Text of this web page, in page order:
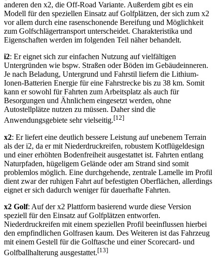
Die Firma SEGWAY bietet verschiedene Modelle des Rollers an. So
gibt es zum einen den i2, ein Fahrzeug für die Straße und zum
anderen den x2, die Off-Road Variante. Außerdem gibt es ein
Modell für den speziellen Einsatz auf Golfplätzen, der sich zum x2
vor allem durch eine rasenschonende Bereifung und Möglichkeit
Eigenschaften werden im folgenden Teil näher behandelt.
i2: Er eignet sich zur einfachen Nutzung auf vielfältigen
Untergründen wie bspw. Straßen oder Böden im Gebäudeinneren.
Je nach Beladung, Untergrund und Fahrstil liefern die Lithium-
Ionen-Batterien Energie für eine Fahrstrecke bis zu 38 km. Somit
kann er sowohl für Fahrten zum Arbeitsplatz als auch für
Besorgungen und Ähnlichem eingesetzt werden, ohne
Autostellplätze nutzen zu müssen. Daher sind die
Anwendungsgebiete sehr vielseitig. [12]
x2: Er liefert eine deutlich bessere Leistung auf unebenem Terrain
als der i2, da er mit Niederdruckreifen, robustem Kotflügeldesign
und einer erhöhten Bodenfreiheit ausgestattet ist. Fahrten entlang
Naturpfaden, hügeligem Gelände oder am Strand sind somit
problemlos möglich. Eine durchgehende, zentrale Lamelle im Profil
eignet er sich dadurch weniger für dauerhafte Fahrten.
x2 Golf: Auf der x2 Plattform basierend wurde diese Version
speziell für den Einsatz auf Golfplätzen entworfen.
Niederdruckreifen mit einem speziellen Profil beeinflussen hierbei
den empfindlichen Golfrasen kaum. Des Weiteren ist das Fahrzeug
mit einem Gestell für die Golftasche und einer Scorecard- und